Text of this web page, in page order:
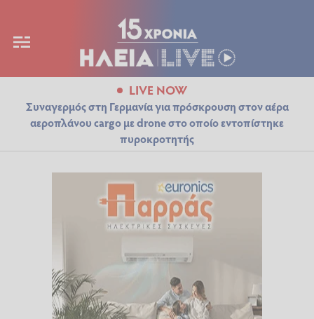
LIVE NOW
Συναγερμός στη Γερμανία για πρόσκρουση στον αέρα
αεροπλάνου cargo με drone στο οποίο εντοπίστηκε
πυροκροτητής